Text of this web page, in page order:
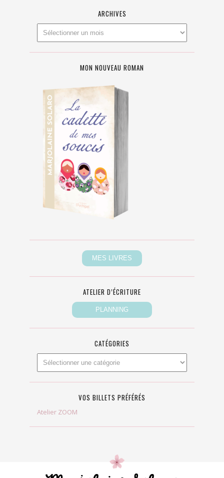
ARCHIVES
MON NOUVEAU ROMAN
ATELIER D’ÉCRITURE
CATÉGORIES
VOS BILLETS PRÉFÉRÉS
Atelier ZOOM